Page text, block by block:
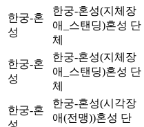
한궁-혼
성
한궁-혼성(지체장
애_스탠딩)혼성 단
체
한궁-혼
성
한궁-혼성(지체장
애_스탠딩)혼성 단
체
한궁-혼
성
한궁-혼성(시각장
애(전맹))혼성 단